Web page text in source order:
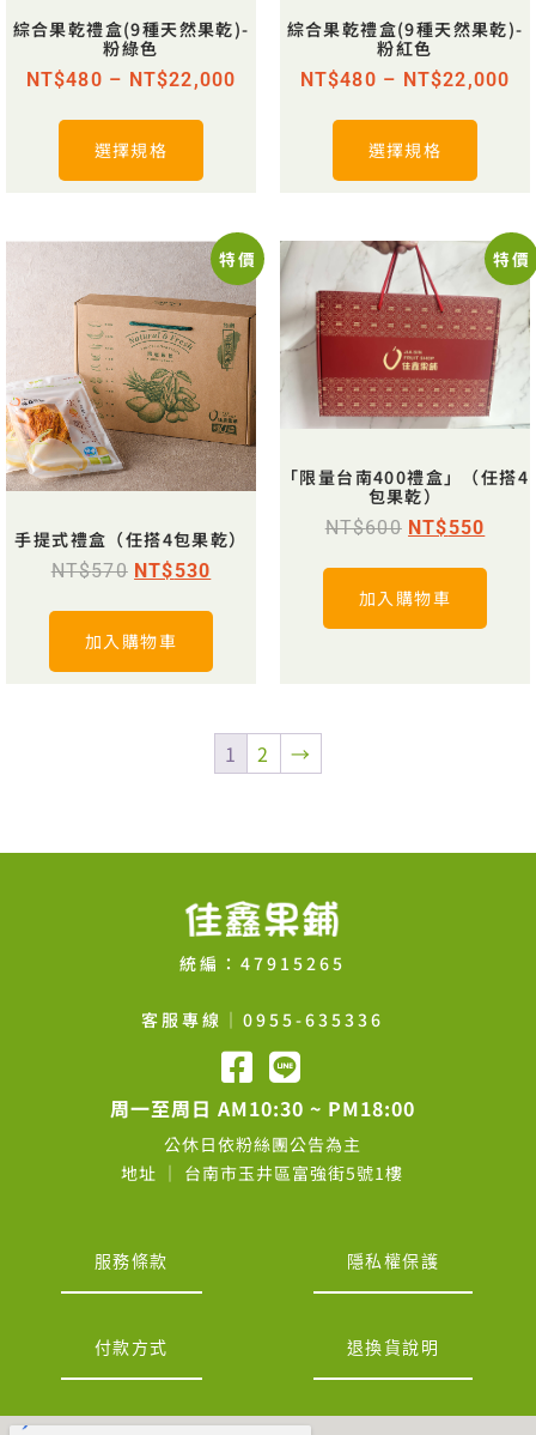
綜合果乾禮盒(9種天然果乾)-
粉綠色
NT$480 – NT$22,000
選擇規格
綜合果乾禮盒(9種天然果乾)-
粉紅色
NT$480 – NT$22,000
選擇規格
特價
手提式禮盒（任搭4包果乾）
NT$570 NT$530
加入購物車
特價
「限量台南400禮盒」（任搭4
包果乾）
NT$600 NT$550
加入購物車
1 2 →
統編：47915265
客服專線│0955-635336
周一至周日 AM10:30 ~ PM18:00
公休日依粉絲團公告為主
地址 │ 台南市玉井區富強街5號1樓
服務條款 隱私權保護
付款方式 退換貨說明